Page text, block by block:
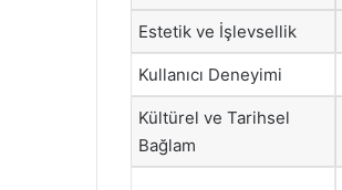
Estetik ve İşlevsellik
Kullanıcı Deneyimi
Kültürel ve Tarihsel
Bağlam